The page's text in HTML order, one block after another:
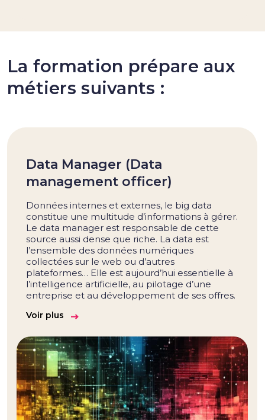
La formation prépare aux
métiers suivants :
Data Manager (Data
management officer)
Données internes et externes, le big data
constitue une multitude d’informations à gérer.
Le data manager est responsable de cette
source aussi dense que riche. La data est
l’ensemble des données numériques
collectées sur le web ou d’autres
plateformes… Elle est aujourd’hui essentielle à
l’intelligence artificielle, au pilotage d’une
entreprise et au développement de ses offres.
Voir plus